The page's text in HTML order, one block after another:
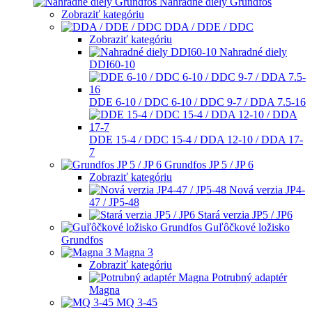
Zobraziť kategóriu
DDA / DDE / DDC
Zobraziť kategóriu
Nahradné diely
DDI60-10
DDE 6-10 / DDC 6-10 / DDC 9-7 / DDA 7.5-16
DDE 15-4 / DDC 15-4 / DDA 12-10 / DDA 17-
7
Grundfos JP 5 / JP 6
Zobraziť kategóriu
Nová verzia JP4-
47 / JP5-48
Stará verzia JP5 / JP6
Guľôčkové ložisko
Grundfos
Magna 3
Zobraziť kategóriu
Potrubný adaptér
Magna
MQ 3-45